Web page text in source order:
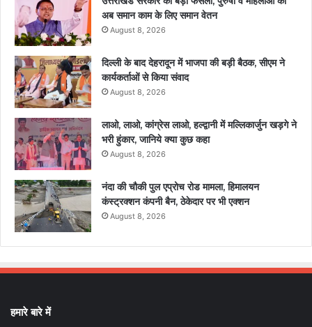
अब समान काम के लिए समान वेतन
August 8, 2026
दिल्ली के बाद देहरादून में भाजपा की बड़ी बैठक, सीएम ने
कार्यकर्ताओं से किया संवाद
August 8, 2026
लाओ, लाओ, कांग्रेस लाओ, हल्द्वानी में मल्लिकार्जुन खड़गे ने
भरी हुंकार, जानिये क्या कुछ कहा
August 8, 2026
नंदा की चौकी पुल एप्रोच रोड मामला, हिमालयन
कंस्ट्रक्शन कंपनी बैन, ठेकेदार पर भी एक्शन
August 8, 2026
हमारे बारे में